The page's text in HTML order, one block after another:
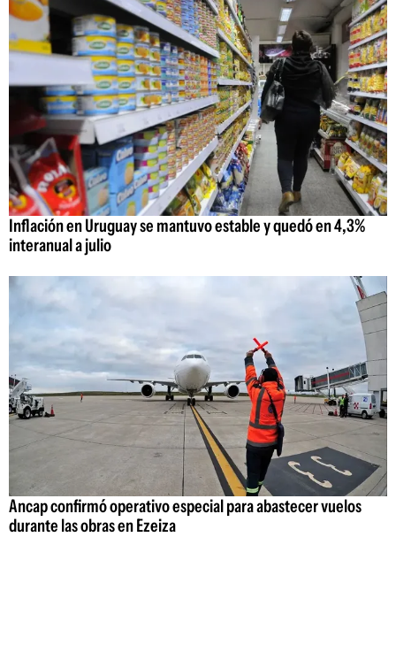
Inflación en Uruguay se mantuvo estable y quedó en 4,3%
interanual a julio
Ancap confirmó operativo especial para abastecer vuelos
durante las obras en Ezeiza